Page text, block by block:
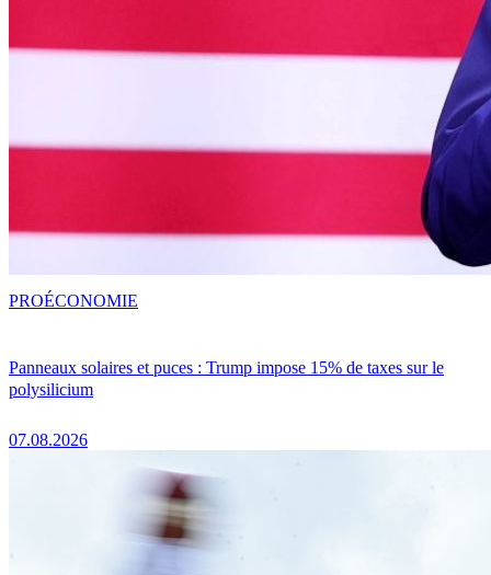
Panneaux solaires et puces : Trump impose 15% de taxes sur le
polysilicium
07.08.2026
PROÉCONOMIE